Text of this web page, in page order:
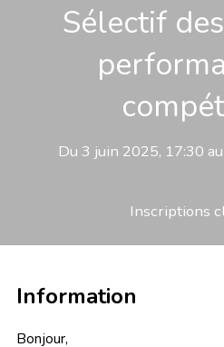
Sélectif
Du 3 juin 2025, 17:30
Inscriptions
Information
Bonjour,